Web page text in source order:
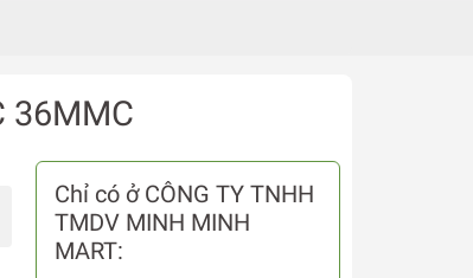
36MMC
Chỉ có ở CÔNG TY TNHH
TMDV MINH MINH
MART: